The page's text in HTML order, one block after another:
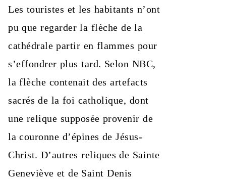
Les touristes et les habitants n’ont
pu que regarder la flèche de la
cathédrale partir en flammes pour
s’effondrer plus tard. Selon NBC,
la flèche contenait des artefacts
sacrés de la foi catholique, dont
une relique supposée provenir de
la couronne d’épines de Jésus-
Christ. D’autres reliques de Sainte
Geneviève et de Saint Denis